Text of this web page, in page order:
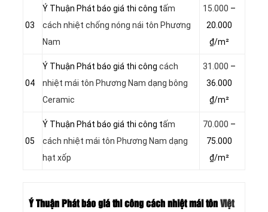
03
Ý Thuận Phát báo giá thi công tấm
cách nhiệt chống nóng nái tôn Phương
Nam
15.000 –
20.000
₫/m²
04
Ý Thuận Phát báo giá thi công cách
nhiệt mái tôn Phương Nam dạng bông
Ceramic
31.000 –
36.000
₫/m²
05
Ý Thuận Phát báo giá thi công tấm
cách nhiệt mái tôn Phương Nam dạng
hạt xốp
70.000 –
75.000
₫/m²
Ý Thuận Phát báo giá thi công cách nhiệt mái tônViệt